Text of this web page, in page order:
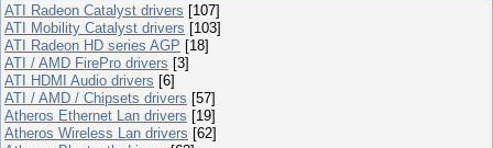
ATI Radeon Catalyst drivers [107]
ATI Mobility Catalyst drivers [103]
ATI Radeon HD series AGP [18]
ATI / AMD FirePro drivers [3]
ATI HDMI Audio drivers [6]
ATI / AMD / Chipsets drivers [57]
Atheros Ethernet Lan drivers [19]
Atheros Wireless Lan drivers [62]